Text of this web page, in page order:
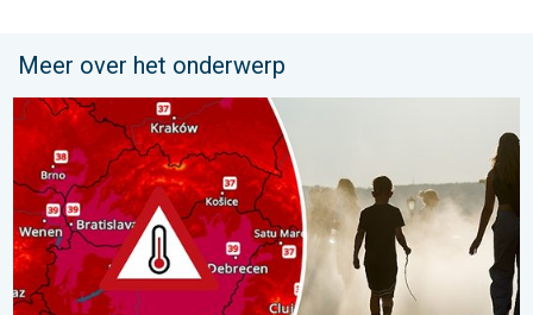
Meer over het onderwerp
Extreme hitte in Oost-Europa. Tot ruim 40 graden. . . dinsdag